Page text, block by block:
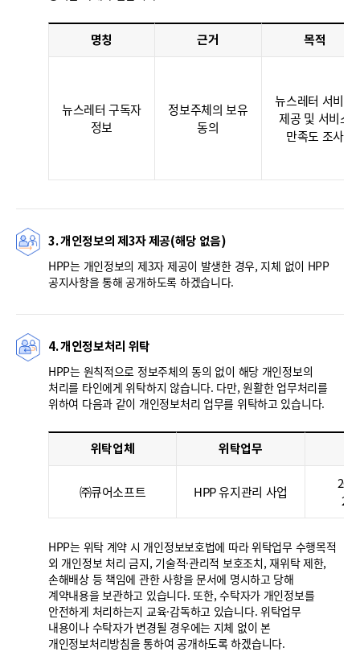
명칭 근거 목적
뉴스레터 구독자
정보
정보주체의 보유
동의
뉴스레터 서비스
제공 및 서비스
만족도 조사
3. 개인정보의 제3자 제공(해당 없음)
HPP는 개인정보의 제3자 제공이 발생한 경우, 지체 없이 HPP
공지사항을 통해 공개하도록 하겠습니다.
4. 개인정보처리 위탁
HPP는 원칙적으로 정보주체의 동의 없이 해당 개인정보의
처리를 타인에게 위탁하지 않습니다. 다만, 원활한 업무처리를
위하여 다음과 같이 개인정보처리 업무를 위탁하고 있습니다.
위탁업체 위탁업무
㈜큐어소프트 HPP 유지관리 사업
HPP는 위탁 계약 시 개인정보보호법에 따라 위탁업무 수행목적
외 개인정보 처리 금지, 기술적·관리적 보호조치, 재위탁 제한,
손해배상 등 책임에 관한 사항을 문서에 명시하고 당해
계약내용을 보관하고 있습니다. 또한, 수탁자가 개인정보를
안전하게 처리하는지 교육·감독하고 있습니다. 위탁업무
내용이나 수탁자가 변경될 경우에는 지체 없이 본
개인정보처리방침을 통하여 공개하도록 하겠습니다.